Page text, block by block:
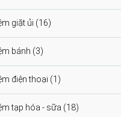
giặt ủi (16)
bánh (3)
điện thoại (1)
tạp hóa - sữa (18)